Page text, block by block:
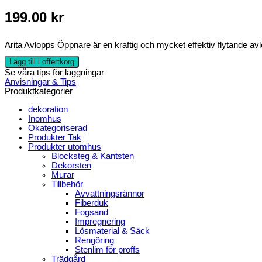
199.00 kr
Arita Avlopps Öppnare är en kraftig och mycket effektiv flytande
Lägg till i offertkorg
Se våra tips för läggningar
Anvisningar & Tips
Produktkategorier
dekoration
Inomhus
Okategoriserad
Produkter Tak
Produkter utomhus
Blocksteg & Kantsten
Dekorsten
Murar
Tillbehör
Avvattningsrännor
Fiberduk
Fogsand
Impregnering
Lösmaterial & Säck
Rengöring
Stenlim för proffs
Trädgård